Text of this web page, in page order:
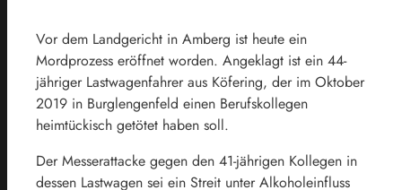
Vor dem Landgericht in Amberg ist heute ein
Mordprozess eröffnet worden. Angeklagt ist ein 44-
jähriger Lastwagenfahrer aus Köfering, der im Oktober
2019 in Burglengenfeld einen Berufskollegen
heimtückisch getötet haben soll.
Der Messerattacke gegen den 41-jährigen Kollegen in
dessen Lastwagen sei ein Streit unter Alkoholeinfluss